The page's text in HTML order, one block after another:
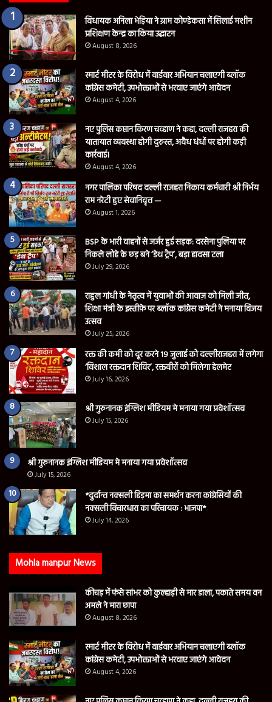
विधायक अनिला भेड़िया ने ग्राम कोण्डेकसा में सिलाई मशीन
प्रशिक्षण केन्द्र का किया उद्घाटन
August 8, 2026
स्मार्ट मीटर के विरोध में वार्डवार अभियान चलाएगी ब्लॉक
कांग्रेस कमेटी, उपभोक्ताओं से भरवाए जाएंगे आवेदन
August 4, 2026
नए पुलिस कप्तान किरण चव्हाण ने कहा, दल्ली राजहरा की
यातायात व्यवस्था होगी दुरुस्त, अवैध धंधों पर होगी कड़ी
कार्रवाई।
August 4, 2026
नगर पालिका परिषद दल्ली राजहरा निकाय कर्मचारी श्री निर्भय
राम नरेटी हुए सेवानिवृत्त —
August 1, 2026
BSP के भारी वाहनों से जर्जर हुई सड़क: दरसेना पुलिया पर
निकले लोहे के छड़ बने ‘डेथ ट्रैप’, बड़ा हादसा टला
July 29, 2026
राहुल गांधी के नेतृत्व में युवाओं की आवाज़ को मिली जीत,
शिक्षा मंत्री के इस्तीफ़े पर ब्लॉक कांग्रेस कमेटी ने मनाया विजय
उत्सव
July 25, 2026
रक्त की कमी को दूर करने 19 जुलाई को दल्लीराजहरा में लगेगा
‘विशाल रक्तदान शिविर’, रक्तवीरों को मिलेगा हेलमेट
July 16, 2026
श्री गुरुनानक इंग्लिश मीडियम मे मनाया गया प्रवेशॉत्सव
July 15, 2026
श्री गुरुनानक इंग्लिश मीडियम मे मनाया गया प्रवेशॉत्सव
July 15, 2026
*दुर्दान्त नक्सली हिड़मा का समर्थन करना कांग्रेसियों की
नक्सली विचारधारा का परिचायक : भाजपा*
July 14, 2026
Mohla manpur News
कीचड़ में फंसे सांभर को कुल्हाड़ी से मार डाला, पकाते समय वन
अमले ने मारा छापा
August 8, 2026
स्मार्ट मीटर के विरोध में वार्डवार अभियान चलाएगी ब्लॉक
कांग्रेस कमेटी, उपभोक्ताओं से भरवाए जाएंगे आवेदन
August 4, 2026